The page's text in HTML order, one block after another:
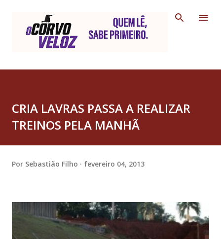
CRIA LAVRAS PASSA A REALIZAR
TREINOS PELA MANHÃ
Por Sebastião Filho fevereiro 04, 2013